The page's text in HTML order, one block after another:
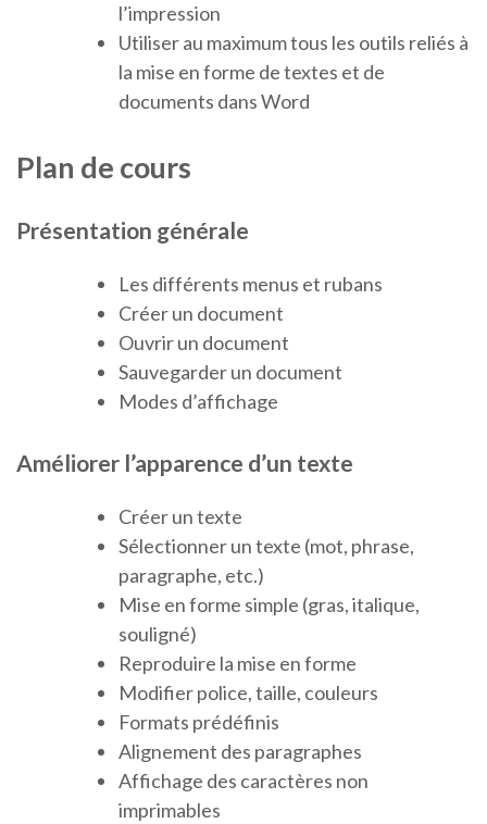
l’impression
Utiliser au maximum tous les outils reliés à
la mise en forme de textes et de
documents dans Word
Plan de cours
Présentation générale
Les différents menus et rubans
Créer un document
Ouvrir un document
Sauvegarder un document
Modes d’affichage
Améliorer l’apparence d’un texte
Créer un texte
Sélectionner un texte (mot, phrase,
paragraphe, etc.)
Mise en forme simple (gras, italique,
souligné)
Reproduire la mise en forme
Modifier police, taille, couleurs
Formats prédéfinis
Alignement des paragraphes
Affichage des caractères non
imprimables